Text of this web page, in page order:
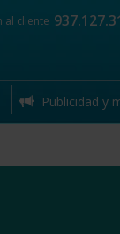
al cliente
Publicidad y